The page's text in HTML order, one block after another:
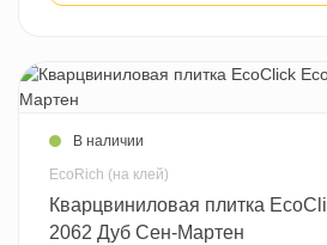
В наличии
EcoRich (на клей)
Кварцвиниловая плитка
2062 Дуб Сен-Мартен